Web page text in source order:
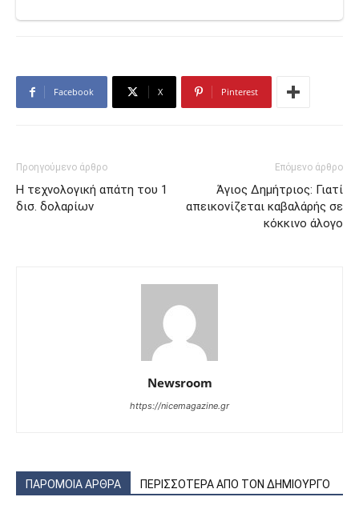
Facebook X Pinterest
Προηγούμενο άρθρο
Η τεχνολογική απάτη του 1
δισ. δολαρίων
Επόμενο άρθρο
Άγιος Δημήτριος: Γιατί
απεικονίζεται καβαλάρής σε
κόκκινο άλογο
Newsroom
https://nicemagazine.gr
ΠΑΡΟΜΟΙΑ ΑΡΘΡΑ ΠΕΡΙΣΣΟΤΕΡΑ ΑΠΟ ΤΟΝ ΔΗΜΙΟΥΡΓΟ